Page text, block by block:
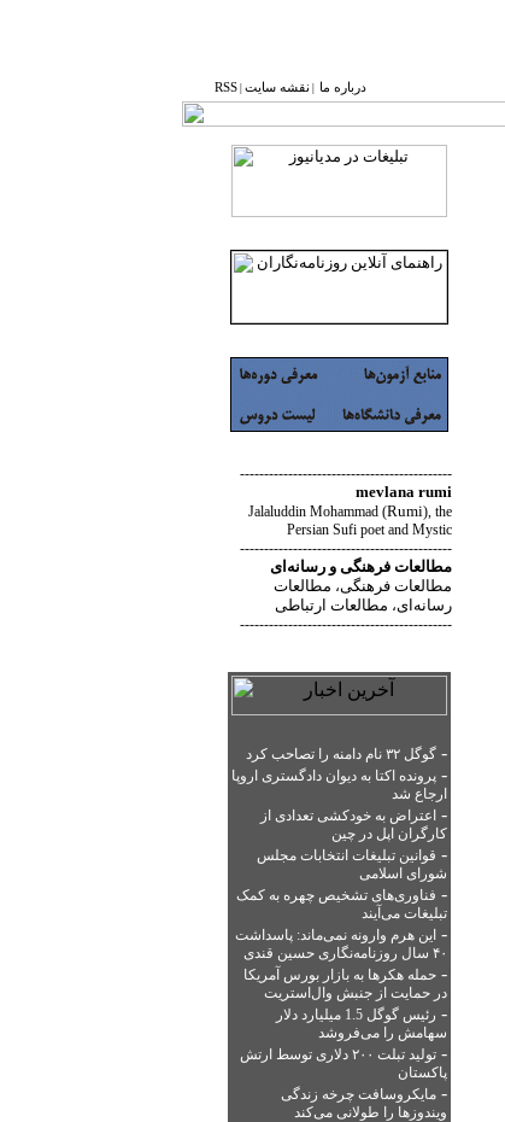
درباره ما نقشه ‌سایت RSS
--------------------------------------------
mevlana rumi
Jalaluddin Mohammad(Rumi), the
Persian Sufi poet and Mystic
--------------------------------------------
مطالعات فرهنگیورسانه‌ای
مطالعات فرهنگی، مطالعات
رسانه‌ای، مطالعات ارتباطی
--------------------------------------------
-گوگل ۳۲ نام دامنه را تصاحب کرد
-پرونده اکتا به دیوان دادگستری اروپا
ارجاع شد
- اعتراض به خودکشی تعدادی از
کارگران اپل در چین
- قوانین تبلیغات انتخابات مجلس
شورای اسلامی
- فناوری‌های تشخیص چهره به کمک
تبلیغات می‌آیند
-این هرم وارونه نمی‌ماند: پاسداشت
۴۰ سال روزنامه‌نگاری حسین قندی
-حمله هکرها به بازار بورس آمریکا
در حمایت از جنبش وال‌استریت
-
رئیس گوگل 1.5 میلیارد دلار
سهامش را می‌فروشد
-
تولید تبلت ۲۰۰ دلاری توسط ارتش
پاکستان
-مایکروسافت چرخه زندگی
ویندوزها را طولانی می‌کند